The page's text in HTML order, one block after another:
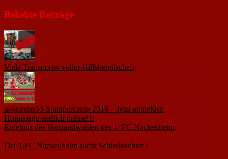
Beliebte Beiträge
Viele Transporter voller Hilfsbereitschaft
neunzehn53-Sommercamp 2016 – Jetzt anmelden
Homepage endlich online!!!
Ergebnis der Vorstandwahlen des 1. FC Nackenheim
Der 1.FC Nackenheim sucht Schiedsrichter !